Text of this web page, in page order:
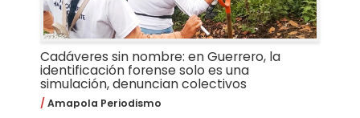
Cadáveres sin nombre: en Guerrero, la
identificación forense solo es una
simulación, denuncian colectivos
Amapola Periodismo